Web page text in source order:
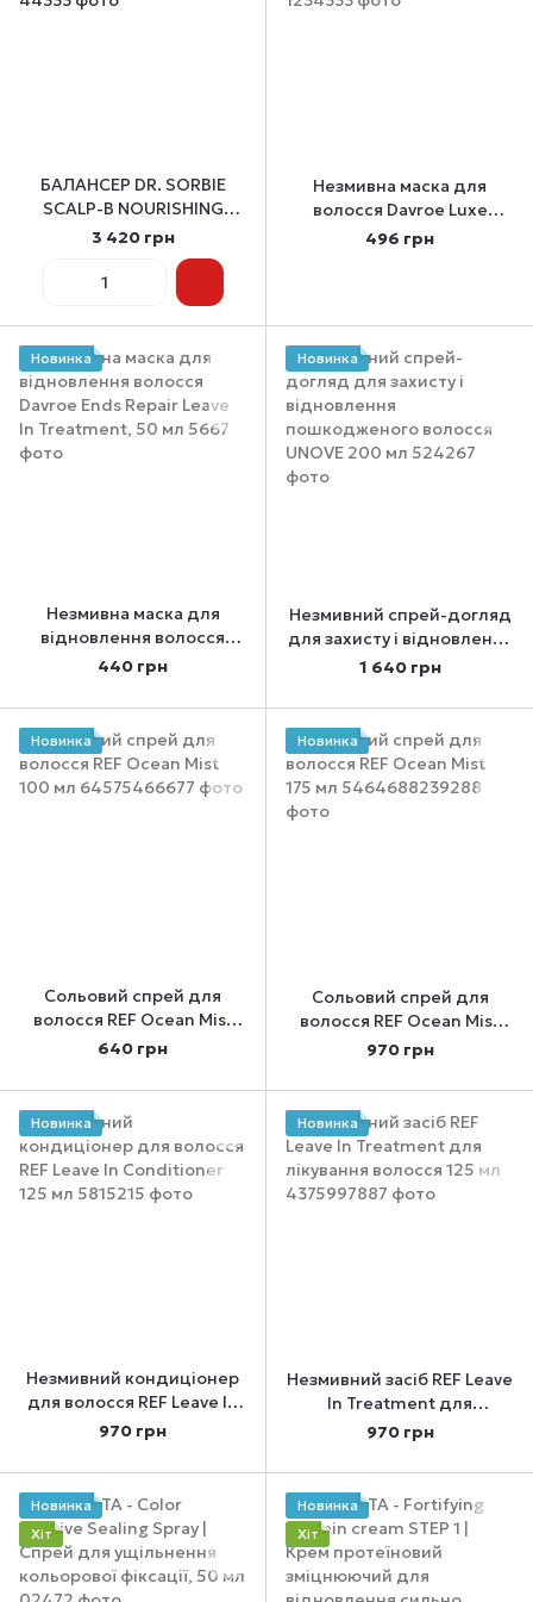
БАЛАНСЕР DR. SORBIE
SCALP-B NOURISHING
SCALP BALANCER 100 ml
3 420 грн
Незмивна маска для
волосся Davroe Luxe
Leave-In Masque, 50 мл
496 грн
Новинка
Незмивна маска для
відновлення волосся
Davroe Ends Repair Leave
440 грн
Новинка
Незмивний спрей-догляд
для захисту і відновлення
пошкодженого волосся
1 640 грн
Новинка
Сольовий спрей для
волосся REF Ocean Mist
100 мл
640 грн
Новинка
Сольовий спрей для
волосся REF Ocean Mist
175 мл
970 грн
Новинка
Незмивний кондиціонер
для волосся REF Leave In
Conditioner 125 мл
970 грн
Новинка
Незмивний засіб REF Leave
In Treatment для
лікування волосся 125 мл
970 грн
Новинка
Хіт
Новинка
Хіт